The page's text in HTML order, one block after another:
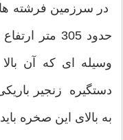
در سرزمین فرشته ها
حدود 305
وسیله ای که آن
دستگیره زنجیر
به بالای این صخره باید حدود 4 ساعت